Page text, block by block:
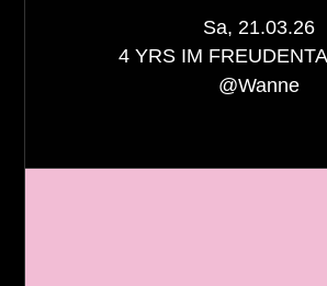
Sa, 21.03.26
4 YRS IM
@Wanne